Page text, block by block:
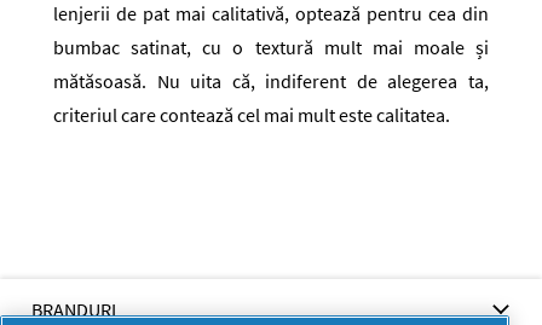
lenjerii de pat mai calitativă, optează pentru cea din
bumbac satinat, cu o textură mult mai moale și
mătăsoasă. Nu uita că, indiferent de alegerea ta,
criteriul care contează cel mai mult este calitatea.
BRANDURI